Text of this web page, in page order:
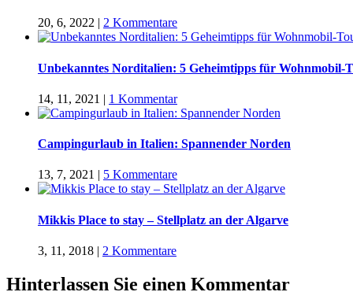
20, 6, 2022 | 2 Kommentare
Unbekanntes Norditalien: 5 Geheimtipps für Wohnmobil-
14, 11, 2021 | 1 Kommentar
Campingurlaub in Italien: Spannender Norden
13, 7, 2021 | 5 Kommentare
Mikkis Place to stay – Stellplatz an der Algarve
3, 11, 2018 | 2 Kommentare
Hinterlassen Sie einen Kommentar